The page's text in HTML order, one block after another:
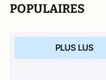
POPULAIRES
PLUS LUS